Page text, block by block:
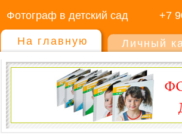
Фотограф в детский сад +7
На главную Личный